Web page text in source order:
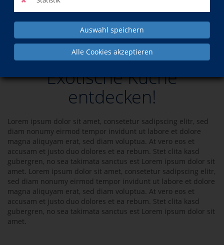
Auswahl speichern
Alle Cookies akzeptieren
Exotische Küche entdecken!
Exotische Küche
entdecken!
Lorem ipsum dolor sit amet, consetetur sadipscing elitr, sed
diam nonumy eirmod tempor invidunt ut labore et dolore
magna aliquyam erat, sed diam voluptua. At vero eos et
accusam et justo duo dolores et ea rebum. Stet clita kasd
gubergren, no sea takimata sanctus est Lorem ipsum dolor sit
amet. Lorem ipsum dolor sit amet, consetetur sadipscing elitr,
sed diam nonumy eirmod tempor invidunt ut labore et dolore
magna aliquyam erat, sed diam voluptua. At vero eos et
accusam et justo duo dolores et ea rebum. Stet clita kasd
gubergren, no sea takimata sanctus est Lorem ipsum dolor sit
amet.